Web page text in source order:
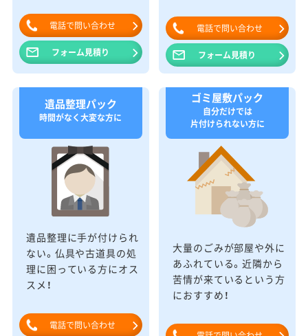
電話で問い合わせ
フォーム見積り
電話で問い合わせ
フォーム見積り
遺品整理パック
時間がなく大変な方に
遺品整理に手が付けられ
ない。仏具や古道具の処
理に困っている方にオス
スメ！
電話で問い合わせ
ゴミ屋敷パック
自分だけでは
片付けられない方に
大量のごみが部屋や外に
あふれている。近隣から
苦情が来ているという方
におすすめ！